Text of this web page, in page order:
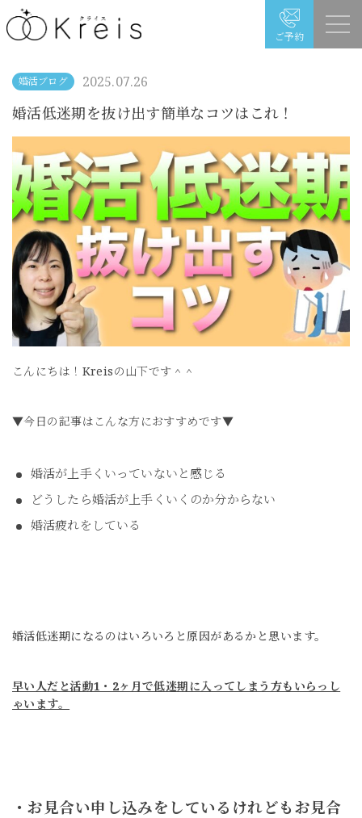
ご予約
婚活ブログ 2025.07.26
婚活低迷期を抜け出す簡単なコツはこれ！
こんにちは！Kreisの山下です＾＾
▼今日の記事はこんな方におすすめです▼
婚活が上手くいっていないと感じる
どうしたら婚活が上手くいくのか分からない
婚活疲れをしている
婚活低迷期になるのはいろいろと原因があるかと思います。
早い人だと活動1・2ヶ月で低迷期に入ってしまう方もいらっし
ゃいます。
・お見合い申し込みをしているけれどもお見合